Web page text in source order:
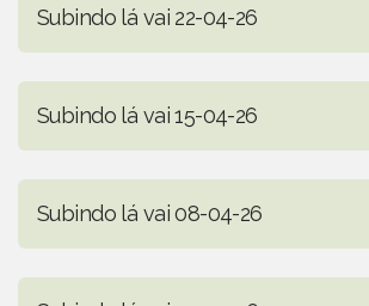
Subindo lá vai 22-04-26
Subindo lá vai 15-04-26
Subindo lá vai 08-04-26